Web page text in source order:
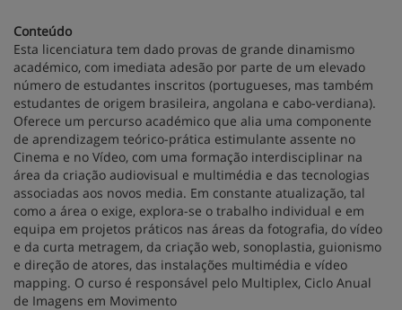
Conteúdo
Esta licenciatura tem dado provas de grande dinamismo
académico, com imediata adesão por parte de um elevado
número de estudantes inscritos (portugueses, mas também
estudantes de origem brasileira, angolana e cabo-verdiana).
Oferece um percurso académico que alia uma componente
de aprendizagem teórico-prática estimulante assente no
Cinema e no Vídeo, com uma formação interdisciplinar na
área da criação audiovisual e multimédia e das tecnologias
associadas aos novos media. Em constante atualização, tal
como a área o exige, explora-se o trabalho individual e em
equipa em projetos práticos nas áreas da fotografia, do vídeo
e da curta metragem, da criação web, sonoplastia, guionismo
e direção de atores, das instalações multimédia e vídeo
mapping. O curso é responsável pelo Multiplex, Ciclo Anual
de Imagens em Movimento